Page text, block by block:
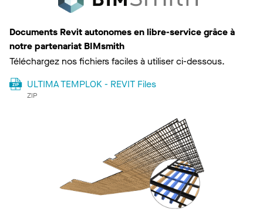
Documents Revit autonomes en libre-service grâce à
notre partenariat BIMsmith
Téléchargez nos fichiers faciles à utiliser ci-dessous.
ULTIMA TEMPLOK - REVIT Files
ZIP